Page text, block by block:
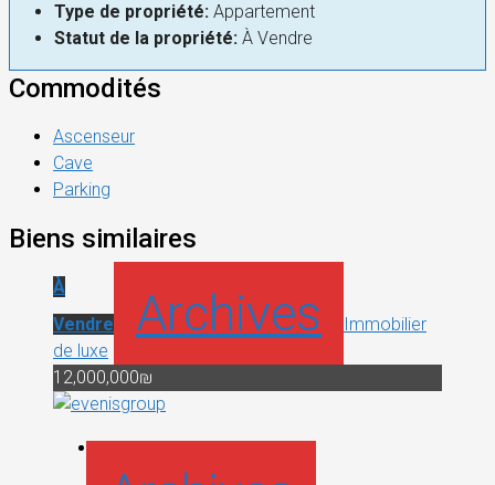
Type de propriété: Appartement
Statut de la propriété: À Vendre
Commodités
Ascenseur
Cave
Parking
Biens similaires
À
Vendre
Archives
Immobilier
de luxe
12,000,000₪